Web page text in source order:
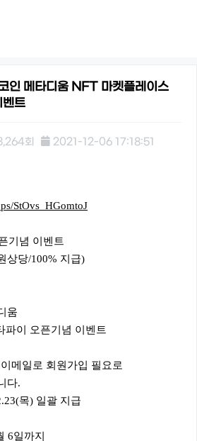
인 메타디움 NFT 마켓플레이스
벤트
회
2021-12-06 17:18:51
StOvs_HGomtoJ
기념 이벤트
상당/100% 지급)
움
파이 오픈기념 이벤트
메일로 회원가입 필요로
다.
목) 일괄 지급
6일까지